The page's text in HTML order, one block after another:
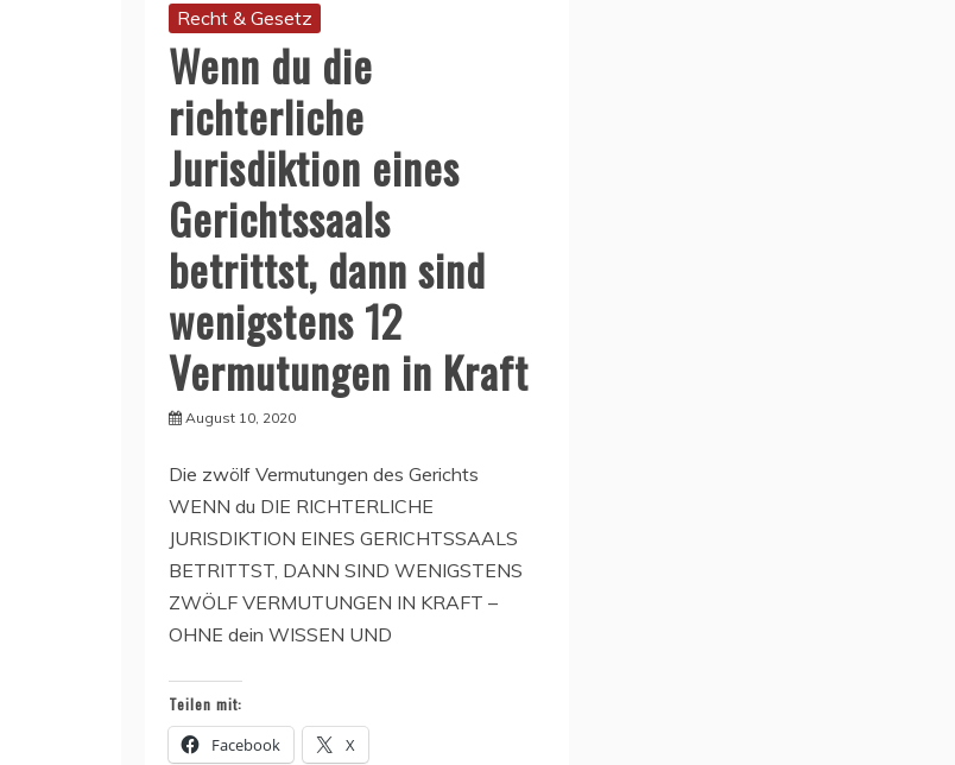
Recht & Gesetz
Wenn du die
richterliche
Jurisdiktion eines
Gerichtssaals
betrittst, dann sind
wenigstens 12
Vermutungen in Kraft
August 10, 2020
Die zwölf Vermutungen des Gerichts
WENN du DIE RICHTERLICHE
JURISDIKTION EINES GERICHTSSAALS
BETRITTST, DANN SIND WENIGSTENS
ZWÖLF VERMUTUNGEN IN KRAFT –
OHNE dein WISSEN UND
Teilen mit:
Facebook X